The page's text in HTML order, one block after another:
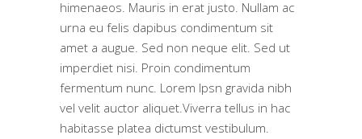
himenaeos. Mauris in erat justo. Nullam ac
urna eu felis dapibus condimentum sit
amet a augue. Sed non neque elit. Sed ut
imperdiet nisi. Proin condimentum
fermentum nunc. Lorem Ipsn gravida nibh
vel velit auctor aliquet.Viverra tellus in hac
habitasse platea dictumst vestibulum.